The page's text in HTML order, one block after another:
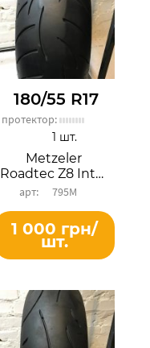
180/55 R17
протектор:
Metzeler
Roadtec Z8 Interact
795М
1 шт.
1 000 грн/
шт.